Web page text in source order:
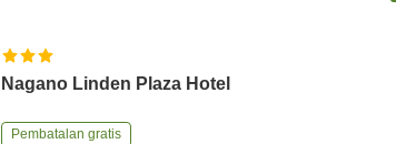
Nagano Linden Plaza Hotel
Pembatalan gratis